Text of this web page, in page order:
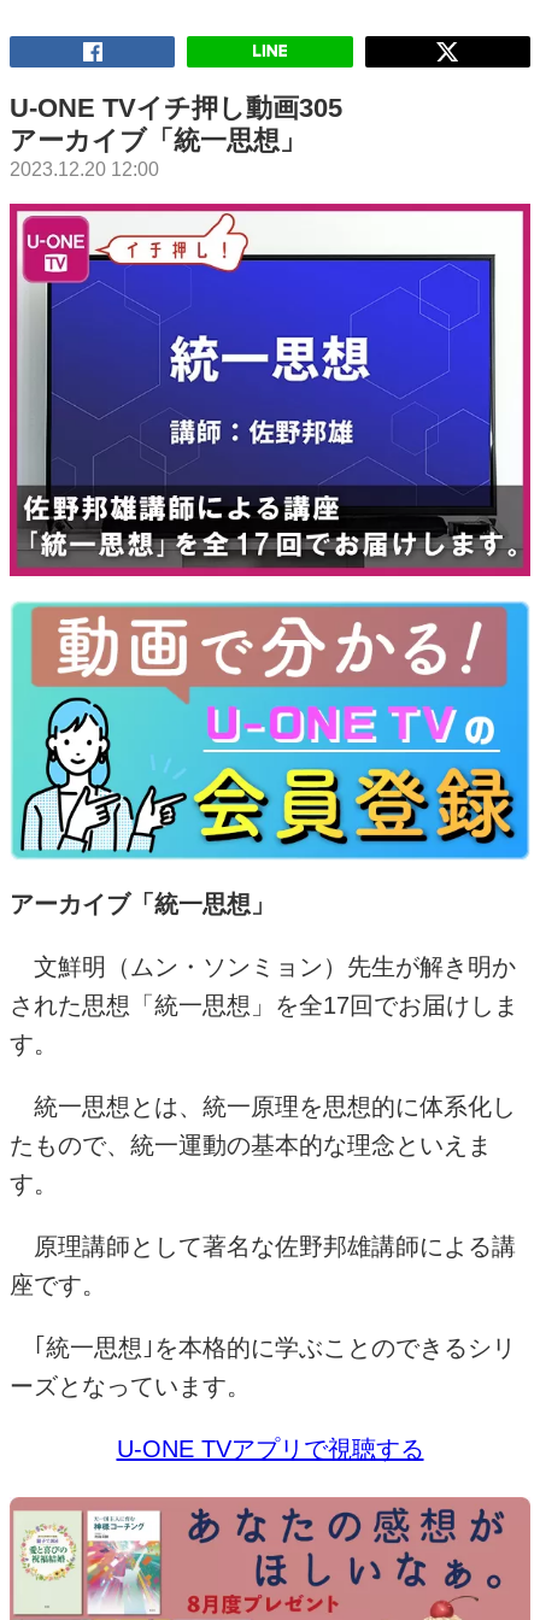
U-ONE TVイチ押し動画305
アーカイブ「統一思想」
2023.12.20 12:00
アーカイブ「統一思想」
文鮮明（ムン・ソンミョン）先生が解き明か
された思想「統一思想」を全17回でお届けしま
す。
統一思想とは、統一原理を思想的に体系化し
たもので、統一運動の基本的な理念といえま
す。
原理講師として著名な佐野邦雄講師による講
座です。
｢統一思想｣を本格的に学ぶことのできるシリ
ーズとなっています。
U-ONE TVアプリで視聴する